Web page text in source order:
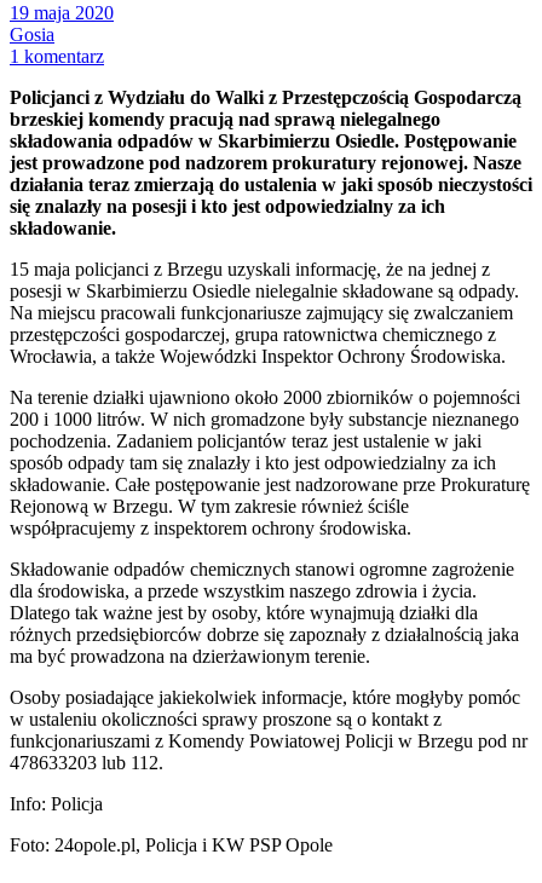
19 maja 2020
Gosia
1 komentarz
Policjanci z Wydziału do Walki z Przestępczością Gospodarczą
brzeskiej komendy pracują nad sprawą nielegalnego
składowania odpadów w Skarbimierzu Osiedle. Postępowanie
jest prowadzone pod nadzorem prokuratury rejonowej. Nasze
działania teraz zmierzają do ustalenia w jaki sposób nieczystości
się znalazły na posesji i kto jest odpowiedzialny za ich
składowanie.
15 maja policjanci z Brzegu uzyskali informację, że na jednej z
posesji w Skarbimierzu Osiedle nielegalnie składowane są odpady.
Na miejscu pracowali funkcjonariusze zajmujący się zwalczaniem
przestępczości gospodarczej, grupa ratownictwa chemicznego z
Wrocławia, a także Wojewódzki Inspektor Ochrony Środowiska.
Na terenie działki ujawniono około 2000 zbiorników o pojemności
200 i 1000 litrów. W nich gromadzone były substancje nieznanego
pochodzenia. Zadaniem policjantów teraz jest ustalenie w jaki
sposób odpady tam się znalazły i kto jest odpowiedzialny za ich
składowanie. Całe postępowanie jest nadzorowane prze Prokuraturę
Rejonową w Brzegu. W tym zakresie również ściśle
współpracujemy z inspektorem ochrony środowiska.
Składowanie odpadów chemicznych stanowi ogromne zagrożenie
dla środowiska, a przede wszystkim naszego zdrowia i życia.
Dlatego tak ważne jest by osoby, które wynajmują działki dla
różnych przedsiębiorców dobrze się zapoznały z działalnością jaka
ma być prowadzona na dzierżawionym terenie.
Osoby posiadające jakiekolwiek informacje, które mogłyby pomóc
w ustaleniu okoliczności sprawy proszone są o kontakt z
funkcjonariuszami z Komendy Powiatowej Policji w Brzegu pod nr
478633203 lub 112.
Info: Policja
Foto: 24opole.pl, Policja i KW PSP Opole